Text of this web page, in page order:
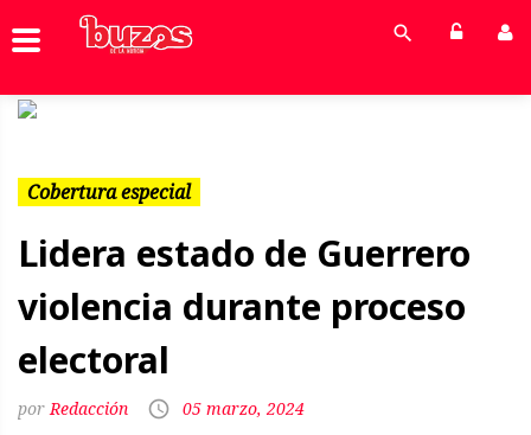
Cobertura especial
Lidera estado de Guerrero
violencia durante proceso
electoral
Redacción 05 marzo, 2024